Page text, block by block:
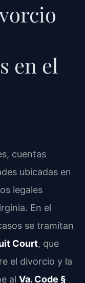
en el
cuentas
ubicadas en
legales
En el
se tramitan
Court, que
el divorcio y la
al Va. Code §